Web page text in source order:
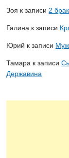
Зоя к записи2
Галина к записи
Юрий к записи
Тамара к записи
Державина